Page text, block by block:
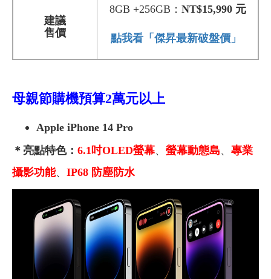
建議
售價
8GB +256GB： NT$15,990 元
點我看「傑昇最新破盤價」
母親節購機預算2萬元以上
Apple iPhone 14 Pro
＊亮點特色： 6.1吋OLED螢幕、 螢幕動態島、 專業
攝影功能、 IP68 防塵防水